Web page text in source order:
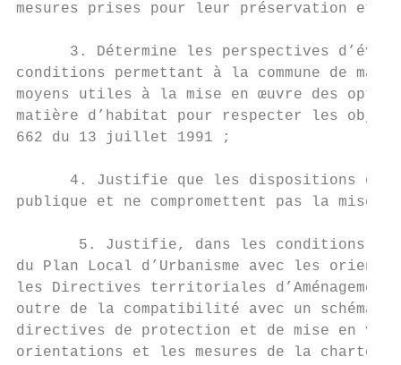
mesures prises pour leur préservation et
3. Détermine les perspectives
conditions permettant à la commune de
moyens utiles à la mise en œuvre des
matière d’habitat pour respecter les
662 du 13 juillet 1991 ;
4. Justifie que les dispositions du
publique et ne compromettent pas la mise
5. Justifie, dans les conditions
du Plan Local d’Urbanisme avec les
les Directives territoriales
outre de la compatibilité avec un schéma
directives de protection et de mise en
orientations et les mesures de la charte